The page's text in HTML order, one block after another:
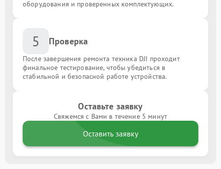
оборудования и проверенных комплектующих.
5 Проверка
После завершения ремонта техника DJI проходит
финальное тестирование, чтобы убедиться в
стабильной и безопасной работе устройства.
Оставьте заявку
Свяжемся с Вами в течение 5 минут
Оставить заявку